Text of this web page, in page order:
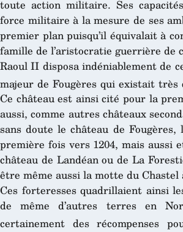
toute action militaire. Ses
force militaire à la mesure de ses
premier plan puisqu’il équivalait à
famille de l’aristocratie guerrière de
Raoul II disposa indéniablement de
majeur de Fougères qui existait
Ce château est ainsi cité pour la
aussi, comme autres châteaux
sans doute le château de
première fois vers 1204, mais aussi
château de Landéan ou de La
être même aussi la motte du Chastel
Ces forteresses quadrillaient ainsi
de même d’autres terres en
certainement des récompenses